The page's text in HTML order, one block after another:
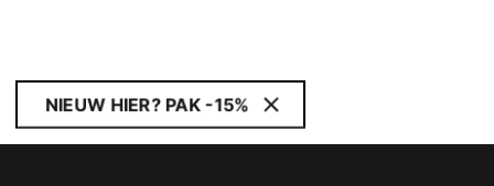
NIEUW HIER? PAK -15%